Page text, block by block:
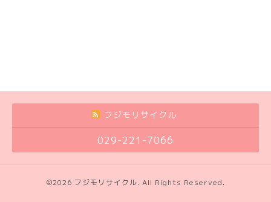
フジモリサイクル
029-221-7066
©2026 フジモリサイクル. All Rights Reserved.